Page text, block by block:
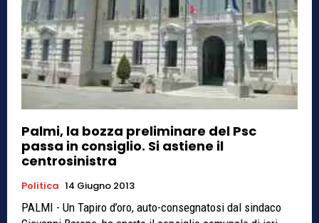
Palmi, la bozza preliminare del Psc
passa in consiglio. Si astiene il
centrosinistra
Politica 14 Giugno 2013
PALMI - Un Tapiro d’oro, auto-consegnatosi dal sindaco